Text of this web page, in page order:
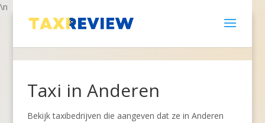
\n
Taxi in Anderen
Bekijk taxibedrijven die aangeven dat ze in Anderen